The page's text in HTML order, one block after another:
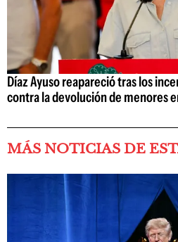
Díaz Ayuso reapareció tras los
contra la devolución de menores
MÁS NOTICIAS DE